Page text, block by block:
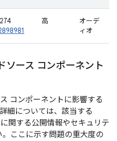
高
オーデ
ィオ
ース コンポーネント
コンポーネントに影響する
細については、該当する
関する公開情報やセキュリテ
ここに示す問題の重大度の